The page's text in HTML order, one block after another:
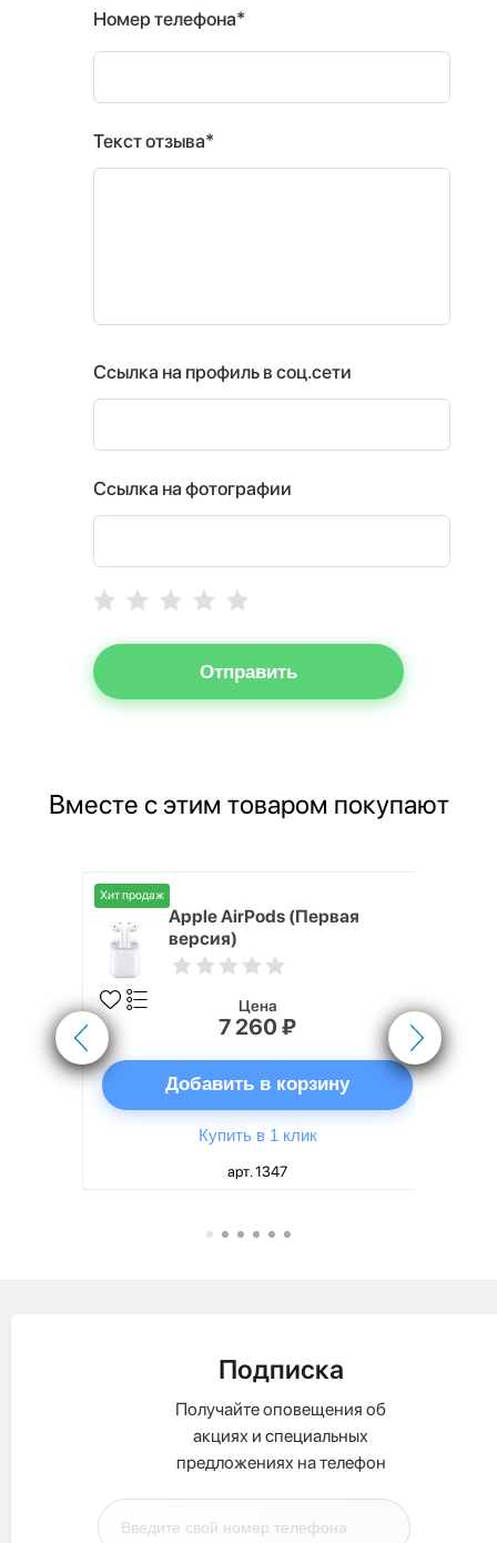
Номер телефона*
Текст отзыва*
Ссылка на профиль в соц.сети
Ссылка на фотографии
Отправить
Вместе с этим товаром покупают
Хит продаж
Apple AirPods (Первая
версия)
Цена
7 260 ₽
Добавить в корзину
Купить в 1 клик
арт. 1347
Подписка
Получайте оповещения об
акциях и специальных
предложениях на телефон